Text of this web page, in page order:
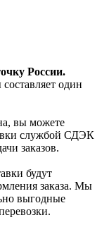
России.
один
вы можете
службой СДЭК
заказов.
будут
заказа. Мы
выгодные